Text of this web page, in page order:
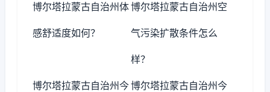
博尔塔拉蒙古自治州体
感舒适度如何？
博尔塔拉蒙古自治州空
气污染扩散条件怎么
样？
博尔塔拉蒙古自治州今博尔塔拉蒙古自治州今